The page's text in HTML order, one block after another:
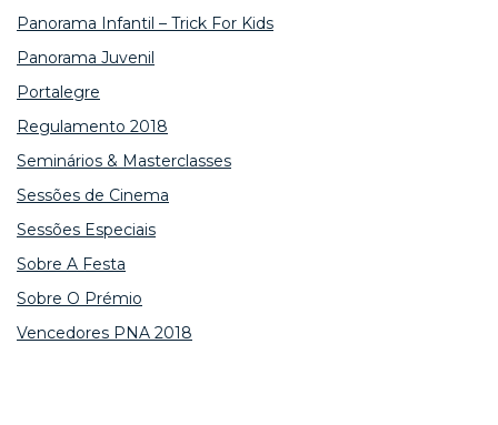
Panorama Infantil – Trick For Kids
Panorama Juvenil
Portalegre
Regulamento 2018
Seminários & Masterclasses
Sessões de Cinema
Sessões Especiais
Sobre A Festa
Sobre O Prémio
Vencedores PNA 2018